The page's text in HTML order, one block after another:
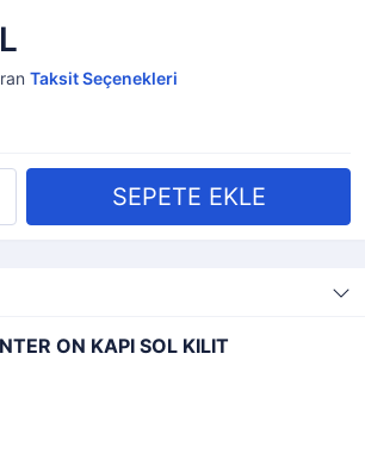
Taksit Seçenekleri
ON KAPI SOL KILIT